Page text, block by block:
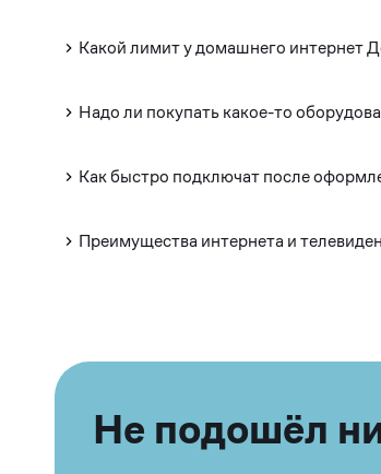
Какой лимит у домашнего интернет
Надо ли покупать какое-то
Как быстро подключат после
Преимущества интернета и
Не подошёл